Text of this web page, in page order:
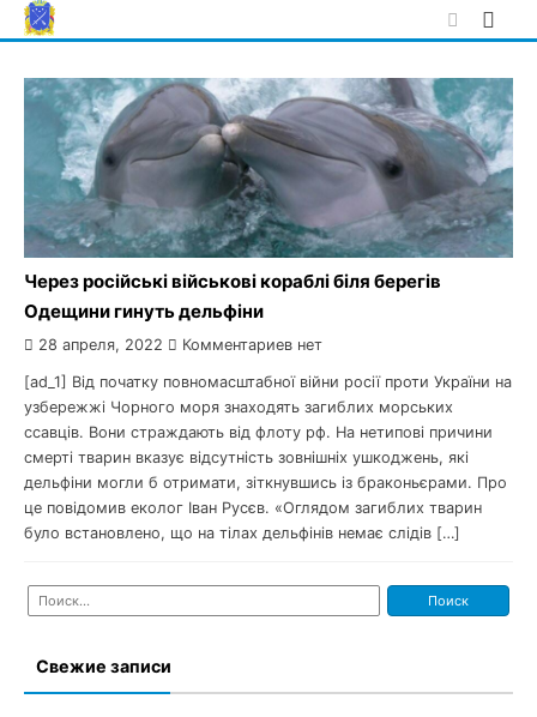
Skip
to
Через російські військові кораблі біля берегів
Одещини гинуть дельфіни
28 апреля, 2022 Комментариев нет
[ad_1] Від початку повномасштабної війни росії проти України на
узбережжі Чорного моря знаходять загиблих морських
ссавців. Вони страждають від флоту рф. На нетипові причини
смерті тварин вказує відсутність зовнішніх ушкоджень, які
дельфіни могли б отримати, зіткнувшись із браконьєрами. Про
це повідомив еколог Іван Русєв. «Оглядом загиблих тварин
було встановлено, що на тілах дельфінів немає слідів […]
Найти:
Свежие записи